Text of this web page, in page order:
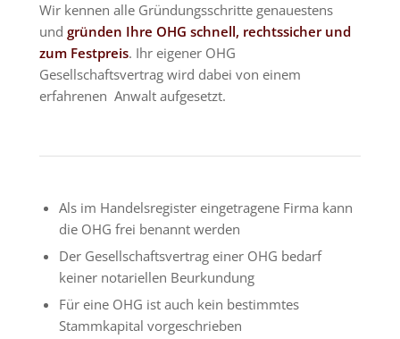
Wir kennen alle Gründungsschritte genauestens
undgründen Ihre OHG schnell, rechtssicher und
zum Festpreis. Ihr eigener OHG
Gesellschaftsvertrag wird dabei von einem
erfahrenen Anwalt aufgesetzt.
Als im Handelsregister eingetragene Firma kann
die OHG frei benannt werden
Der Gesellschaftsvertrag einer OHG bedarf
keiner notariellen Beurkundung
Für eine OHG ist auch kein bestimmtes
Stammkapital vorgeschrieben